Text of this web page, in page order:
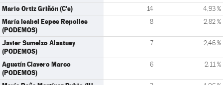
Mario Ortiz Griñón (C's) 14 4,93 %
María Isabel Espes Repolles
(PODEMOS)
8 2,82 %
Javier Sumelzo Alastuey
(PODEMOS)
7 2,46 %
Agustín Clavero Marco
(PODEMOS)
6 2,11 %